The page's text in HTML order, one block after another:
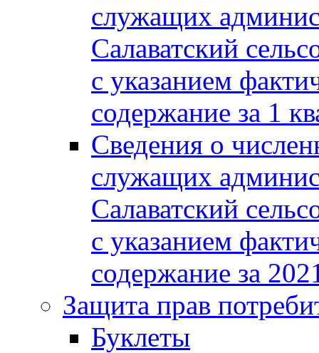
служащих
Салаватский
с указанием
содержание за 1
Сведения о
служащих
Салаватский
с указанием
содержание за
Защита прав
Буклеты